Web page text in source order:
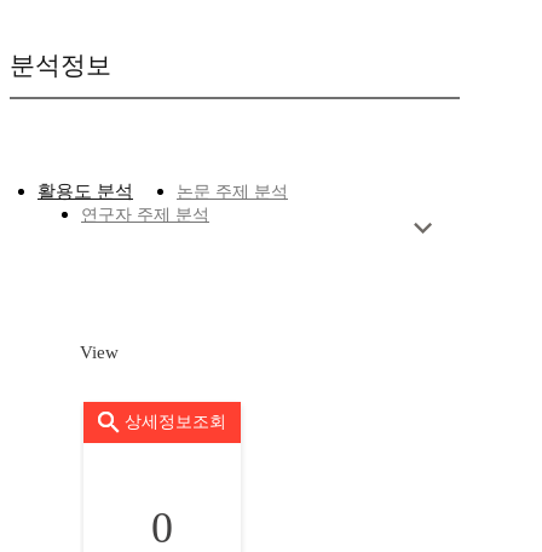
분석정보
활용도 분석
논문 주제 분석
연구자 주제 분석
View
상세정보조회
0